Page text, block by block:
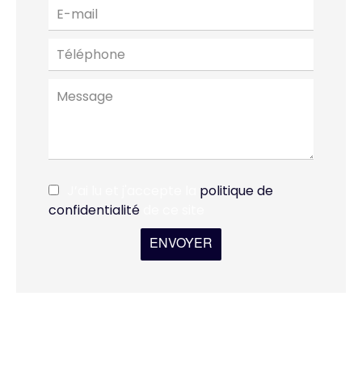
politique de
confidentialité
ENVOYER